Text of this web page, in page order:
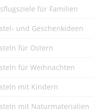
für Familien
und Geschenkideen
für Ostern
für Weihnachten
mit Kindern
mit Naturmaterialien